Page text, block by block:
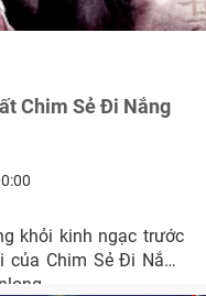
Chim Sẻ Đi Nắng
khỏi kinh ngạc trước
Chim Sẻ Đi Nắng